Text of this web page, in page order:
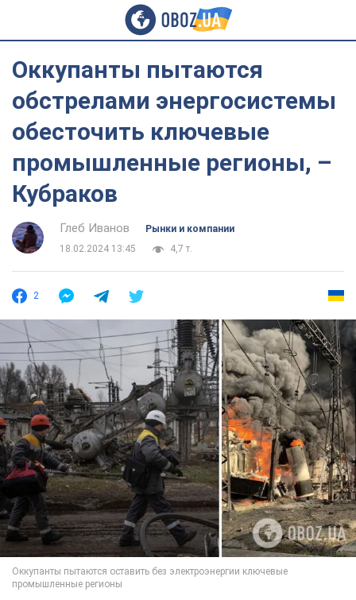
Оккупанты пытаются
обстрелами энергосистемы
обесточить ключевые
промышленные регионы, –
Кубраков
Глеб Иванов
Рынки и компании
18.02.2024 13:45
4,7 т.
2